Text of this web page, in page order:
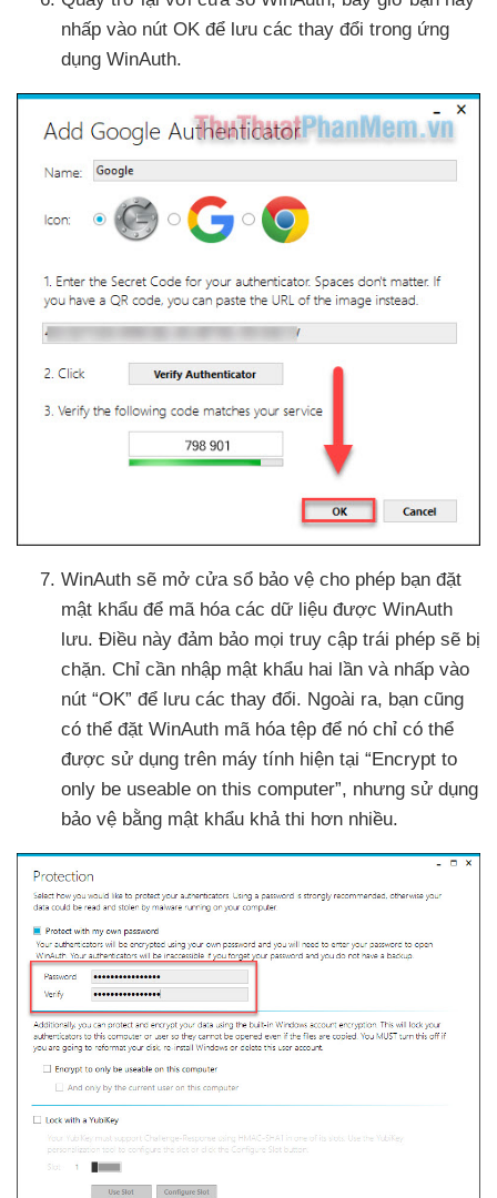
nhấp vào nút OK để lưu các thay đổi trong ứng
dụng WinAuth.
WinAuth sẽ mở cửa sổ bảo vệ cho phép bạn đặt
mật khẩu để mã hóa các dữ liệu được WinAuth
lưu. Điều này đảm bảo mọi truy cập trái phép sẽ bị
chặn. Chỉ cần nhập mật khẩu hai lần và nhấp vào
nút “OK” để lưu các thay đổi. Ngoài ra, bạn cũng
có thể đặt WinAuth mã hóa tệp để nó chỉ có thể
được sử dụng trên máy tính hiện tại “Encrypt to
only be useable on this computer”, nhưng sử dụng
bảo vệ bằng mật khẩu khả thi hơn nhiều.